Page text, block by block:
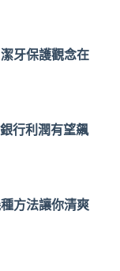
牙保護觀念在
行利潤有望飆
方法讓你清爽